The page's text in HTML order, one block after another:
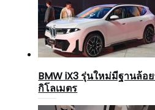
BMW iX3 รุ่นใหม่มีฐานล้อ
กิโลเมตร